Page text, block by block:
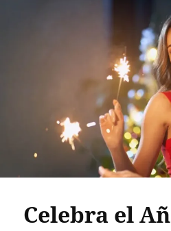
Celebra el